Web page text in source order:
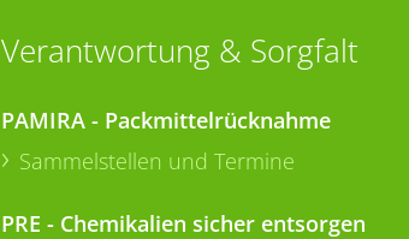
Verantwortung & Sorgfalt
PAMIRA - Packmittelrücknahme
Sammelstellen und Termine
PRE - Chemikalien sicher entsorgen